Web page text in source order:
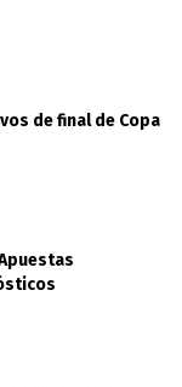
de final de Copa